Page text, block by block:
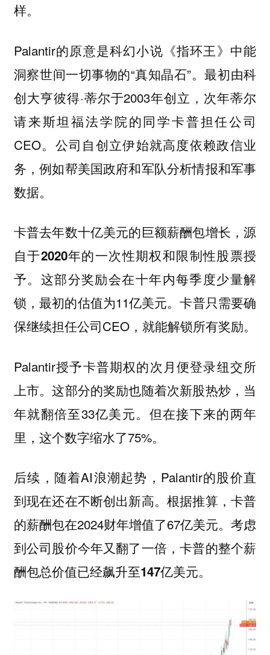
样。
Palantir的原意是科幻小说《指环王》中能
洞察世间一切事物的“真知晶石”。最初由科
创大亨彼得·蒂尔于2003年创立，次年蒂尔
请来斯坦福法学院的同学卡普担任公司
CEO。公司自创立伊始就高度依赖政信业
务，例如帮美国政府和军队分析情报和军事
数据。
卡普去年数十亿美元的巨额薪酬包增长，源
自于2020年的一次性期权和限制性股票授
予。这部分奖励会在十年内每季度少量解
锁，最初的估值为11亿美元。卡普只需要确
保继续担任公司CEO，就能解锁所有奖励。
Palantir授予卡普期权的次月便登录纽交所
上市。这部分的奖励也随着次新股热炒，当
年就翻倍至33亿美元。但在接下来的两年
里，这个数字缩水了75%。
后续，随着AI浪潮起势，Palantir的股价直
到现在还在不断创出新高。根据推算，卡普
的薪酬包在2024财年增值了67亿美元。考虑
到公司股价今年又翻了一倍，卡普的整个薪
酬包总价值已经飙升至147亿美元。